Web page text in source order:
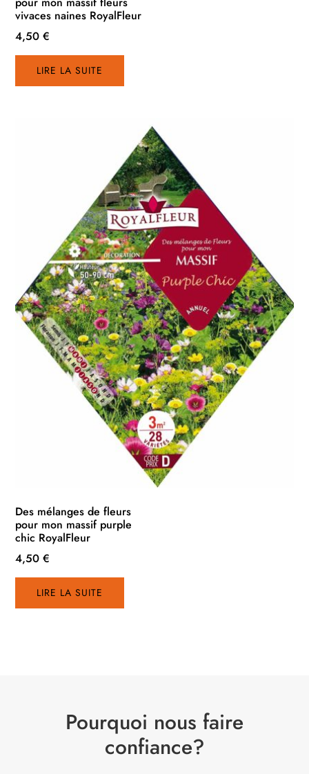
vivaces naines RoyalFleur
4,50€
LIRE LA SUITE
Des mélanges de fleurs
pour mon massif purple
chic RoyalFleur
4,50€
LIRE LA SUITE
Pourquoi nous faire
confiance?